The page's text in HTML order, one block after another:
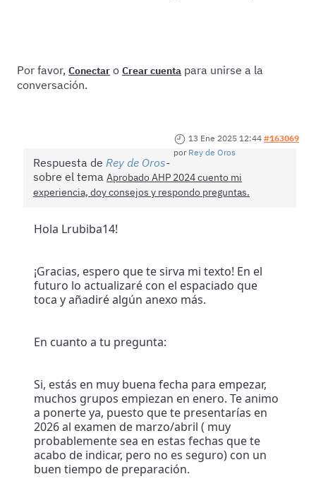
Por favor, Conectar o Crear cuenta para unirse a la
conversación.
13 Ene 2025 12:44 #163069
por Rey de Oros
Respuesta de Rey de Oros
sobre el tema Aprobado AHP 2024 cuento mi
experiencia, doy consejos y respondo preguntas.
Hola Lrubiba14!
¡Gracias, espero que te sirva mi texto! En el
futuro lo actualizaré con el espaciado que
toca y añadiré algún anexo más.
En cuanto a tu pregunta:
Si, estás en muy buena fecha para empezar,
muchos grupos empiezan en enero. Te animo
a ponerte ya, puesto que te presentarías en
2026 al examen de marzo/abril ( muy
probablemente sea en estas fechas que te
acabo de indicar, pero no es seguro) con un
buen tiempo de preparación.